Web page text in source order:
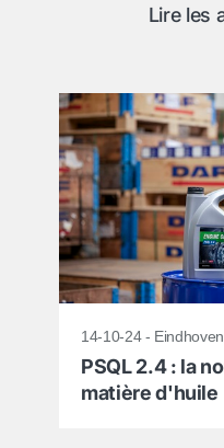
Lire les
14-10-24 - Eindhoven
PSQL 2.4 : la
matière d'huile